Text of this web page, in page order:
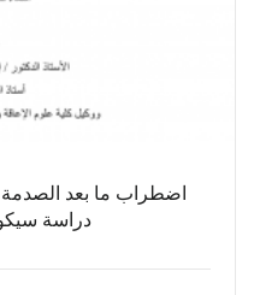
اضطراب ما بعد الصدمة
دراسة